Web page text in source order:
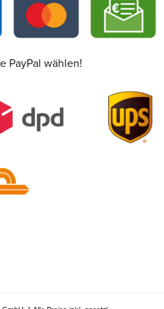
PayPal wählen!